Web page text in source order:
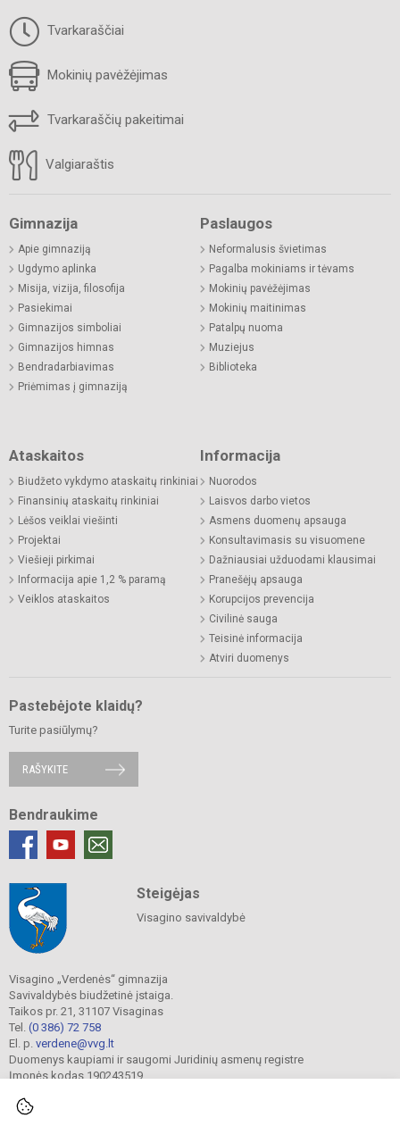
Tvarkaraščiai
Mokinių pavėžėjimas
Tvarkaraščių pakeitimai
Valgiaraštis
Gimnazija
Apie gimnaziją
Ugdymo aplinka
Misija, vizija, filosofija
Pasiekimai
Gimnazijos simboliai
Gimnazijos himnas
Bendradarbiavimas
Priėmimas į gimnaziją
Paslaugos
Neformalusis švietimas
Pagalba mokiniams ir tėvams
Mokinių pavėžėjimas
Mokinių maitinimas
Patalpų nuoma
Muziejus
Biblioteka
Ataskaitos
Biudžeto vykdymo ataskaitų rinkiniai
Finansinių ataskaitų rinkiniai
Lėšos veiklai viešinti
Projektai
Viešieji pirkimai
Informacija apie 1,2 % paramą
Veiklos ataskaitos
Informacija
Nuorodos
Laisvos darbo vietos
Asmens duomenų apsauga
Konsultavimasis su visuomene
Dažniausiai užduodami klausimai
Pranešėjų apsauga
Korupcijos prevencija
Civilinė sauga
Teisinė informacija
Atviri duomenys
Pastebėjote klaidų?
Turite pasiūlymų?
RAŠYKITE
Bendraukime
Steigėjas
Visagino savivaldybė
Visagino „Verdenės“ gimnazija
Savivaldybės biudžetinė įstaiga.
Taikos pr. 21, 31107 Visaginas
Tel. (0 386) 72 758
El. p. verdene@vvg.lt
Duomenys kaupiami ir saugomi Juridinių asmenų registre
Įmonės kodas 190243519